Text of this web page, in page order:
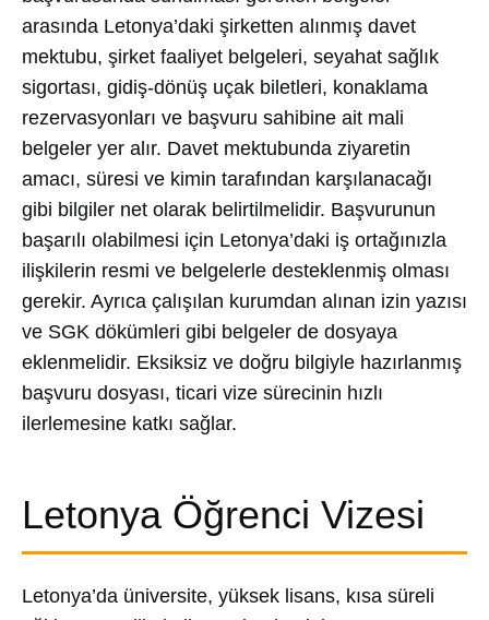
arasında Letonya’daki şirketten alınmış davet
mektubu, şirket faaliyet belgeleri, seyahat sağlık
sigortası, gidiş-dönüş uçak biletleri, konaklama
rezervasyonları ve başvuru sahibine ait mali
belgeler yer alır. Davet mektubunda ziyaretin
amacı, süresi ve kimin tarafından karşılanacağı
gibi bilgiler net olarak belirtilmelidir. Başvurunun
başarılı olabilmesi için Letonya’daki iş ortağınızla
ilişkilerin resmi ve belgelerle desteklenmiş olması
gerekir. Ayrıca çalışılan kurumdan alınan izin yazısı
ve SGK dökümleri gibi belgeler de dosyaya
eklenmelidir. Eksiksiz ve doğru bilgiyle hazırlanmış
başvuru dosyası, ticari vize sürecinin hızlı
ilerlemesine katkı sağlar.
Letonya Öğrenci Vizesi
Letonya’da üniversite, yüksek lisans, kısa süreli